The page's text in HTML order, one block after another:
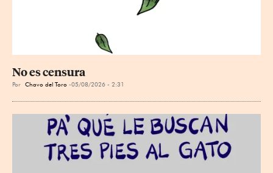
No es censura
Por Chavo del Toro 05/08/2026 - 2:31